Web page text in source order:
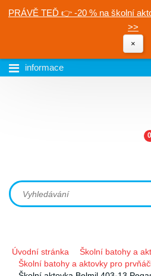
PRÁVĚ TEĎ 👉 -20 % na školní
>>
×
informace
0
Úvodní stránka
Školní batohy a
Školní batohy a aktovky pro